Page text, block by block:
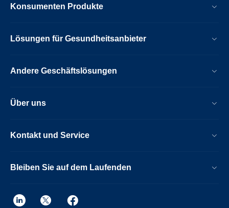
Konsumenten Produkte
Lösungen für Gesundheitsanbieter
Andere Geschäftslösungen
Über uns
Kontakt und Service
Bleiben Sie auf dem Laufenden